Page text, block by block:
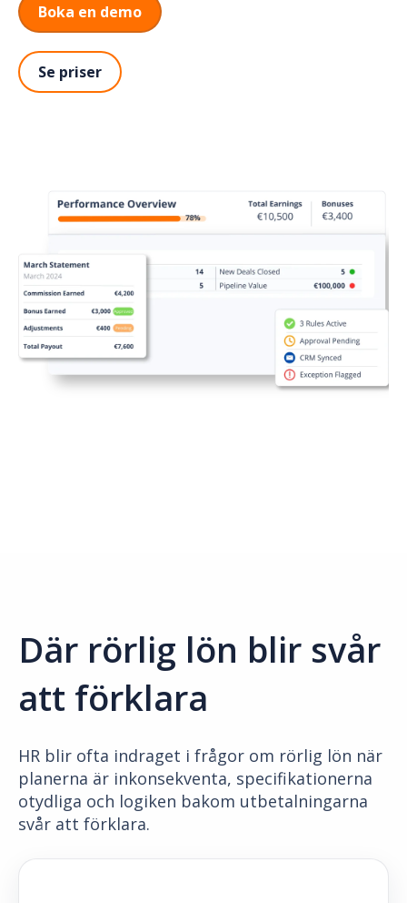
Boka en demo
Se priser
Där rörlig lön blir svår
att förklara
HR blir ofta indraget i frågor om rörlig lön när
planerna är inkonsekventa, specifikationerna
otydliga och logiken bakom utbetalningarna
svår att förklara.